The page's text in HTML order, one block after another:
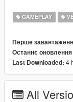
Deteccion
cargadas,
Posicion
que
bajarla
Ajuste de
Boton
GAMEPLAY
Перше
Останнє оновлення
Last Downloaded: 4
All